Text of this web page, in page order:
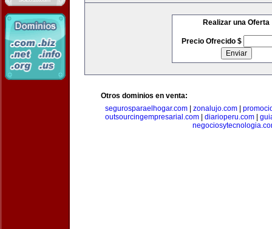
Realizar una Oferta
Precio Ofrecido $
Otros dominios en venta:
segurosparaelhogar.com| zonalujo.com|
outsourcingempresarial.com| diarioperu.com|